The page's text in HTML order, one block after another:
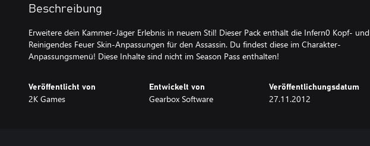
Beschreibung
Erweitere dein Kammer-Jäger Erlebnis in neuem Stil! Dieser Pack enthält die Infern0 Kopf- und
Reinigendes Feuer Skin-Anpassungen für den Assassin. Du findest diese im Charakter-
Anpassungsmenü! Diese Inhalte sind nicht im Season Pass enthalten!
Veröffentlicht von
2K Games
Entwickelt von
Gearbox Software
Veröffentlichungsdatum
27.11.2012